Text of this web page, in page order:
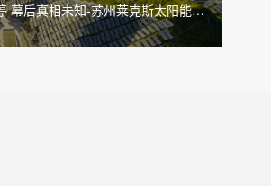
幕后真相未知-苏州莱克斯太阳能电
池组件测试仪